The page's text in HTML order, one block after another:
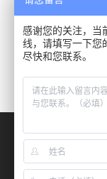
产品中心
感谢您的关注，当
线，请填写一下您
尽快和您联系。